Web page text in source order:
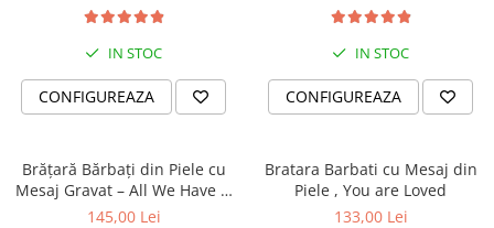
IN STOC
CONFIGUREAZA
IN STOC
CONFIGUREAZA
Brățară Bărbați din Piele cu
Mesaj Gravat – All We Have Is
Now
145,00 Lei
Bratara Barbati cu Mesaj din
Piele , You are Loved
133,00 Lei